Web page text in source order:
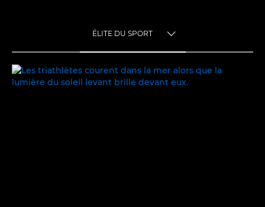
ÉLITE DU SPORT
ÉLITE DU SPORT